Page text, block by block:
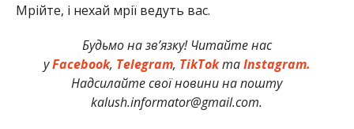
Мрійте, і нехай мрії ведуть вас.
Будьмо на зв’язку! Читайте нас
уFacebook, Telegram, TikTokтаInstagram.
Надсилайте свої новини на пошту
kalush.informator@gmail.com.